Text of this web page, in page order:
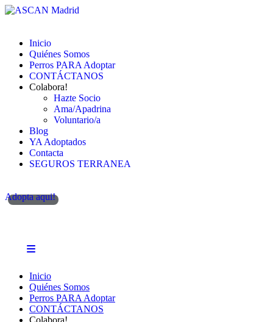
Inicio
Quiénes Somos
Perros PARA Adoptar
CONTÁCTANOS
Colabora!
Hazte Socio
Ama/Apadrina
Voluntario/a
Blog
YA Adoptados
Contacta
SEGUROS TERRANEA
Adopta aqui!
Inicio
Quiénes Somos
Perros PARA Adoptar
CONTÁCTANOS
Colabora!